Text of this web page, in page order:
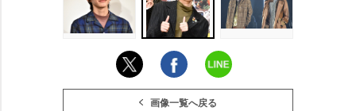
画像一覧へ戻る